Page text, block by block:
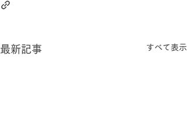
最新記事 すべて表示